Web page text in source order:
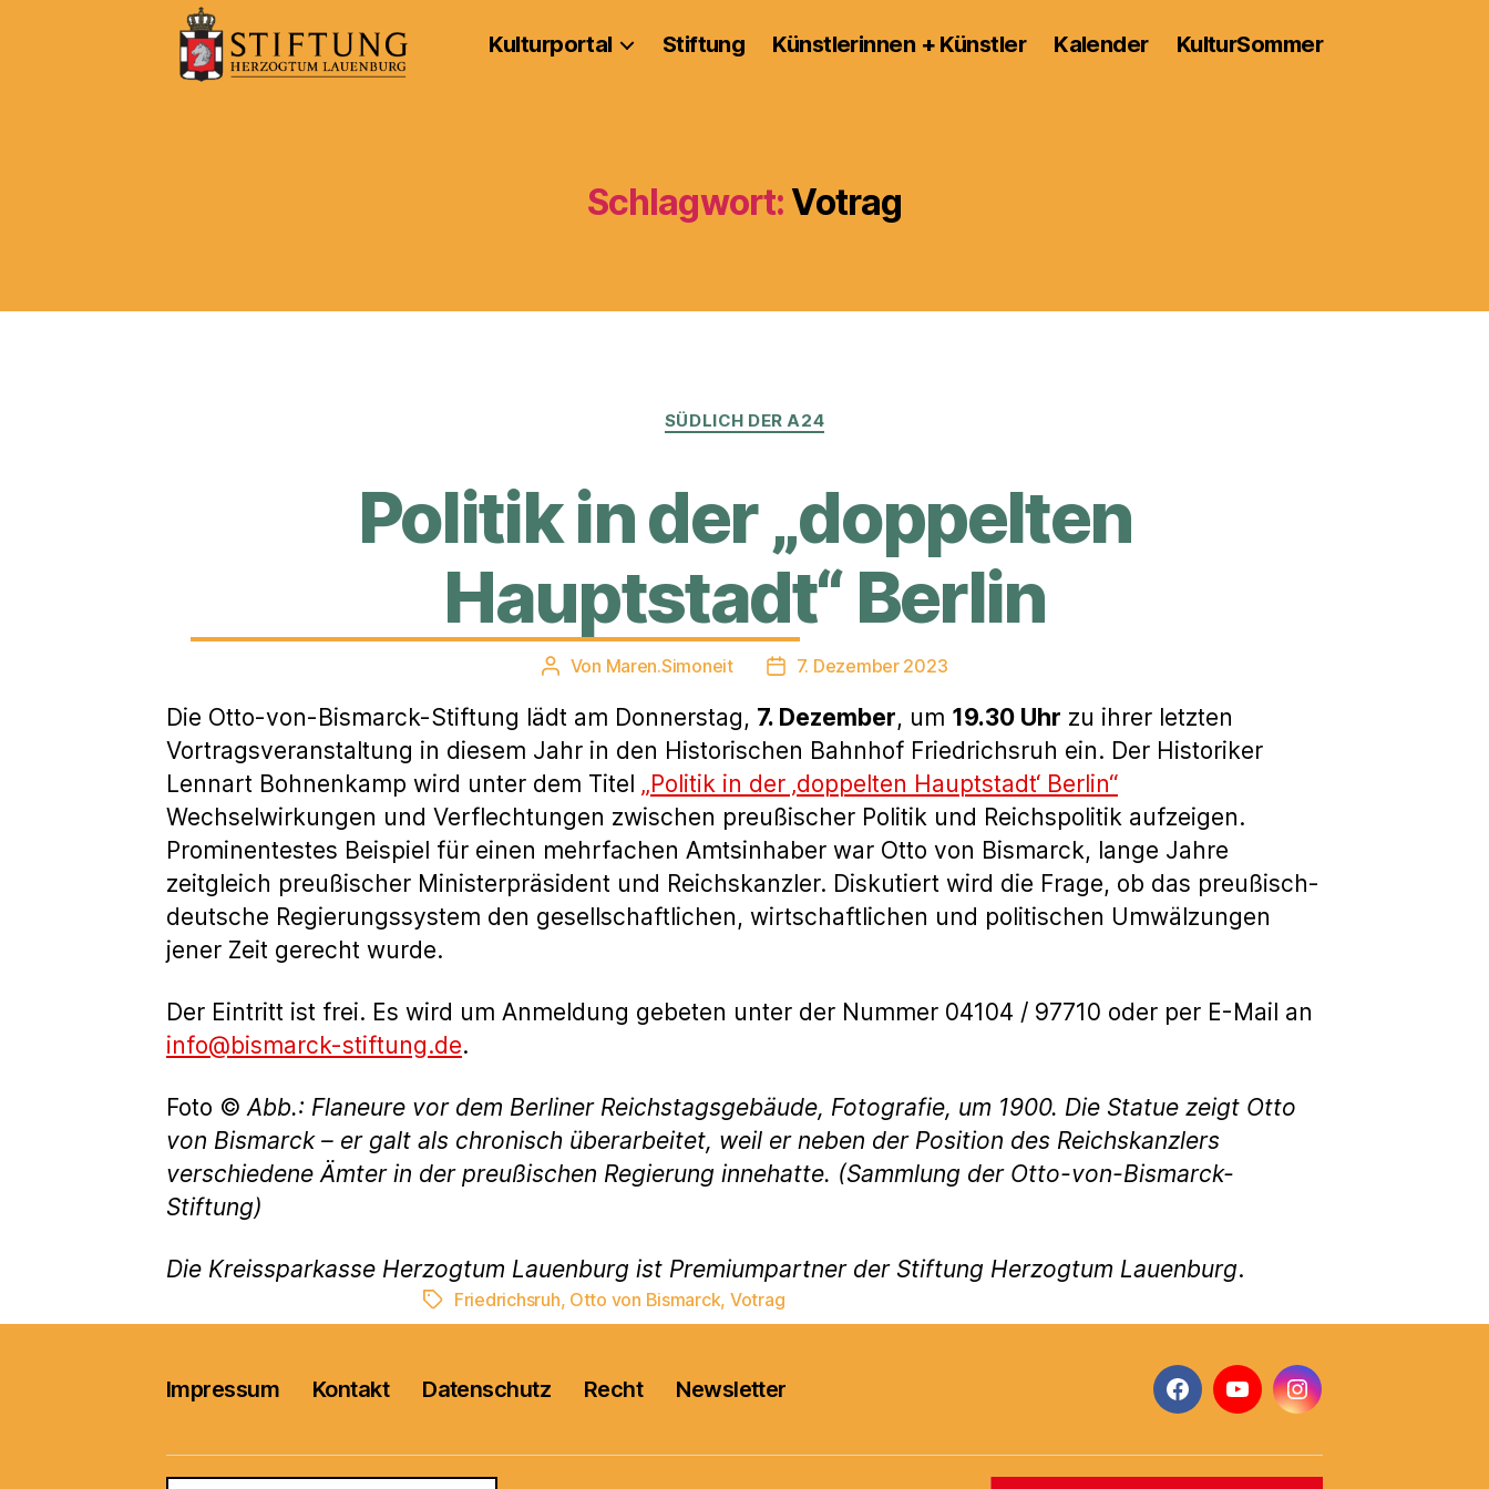
Kulturportal Stiftung Künstlerinnen + Künstler Kalender KulturSommer
Schlagwort: Votrag
Kategorien
SÜDLICH DER A24
Politik in der „doppelten
Hauptstadt“ Berlin
Beitragsautor
Von Maren.Simoneit Veröffentlichungsdatum
7. Dezember 2023
Die Otto-von-Bismarck-Stiftung lädt am Donnerstag, 7. Dezember, um 19.30 Uhr zu ihrer letzten
Vortragsveranstaltung in diesem Jahr in den Historischen Bahnhof Friedrichsruh ein. Der Historiker
Lennart Bohnenkamp wird unter dem Titel „Politik in der ‚doppelten Hauptstadt‘ Berlin“
Wechselwirkungen und Verflechtungen zwischen preußischer Politik und Reichspolitik aufzeigen.
Prominentestes Beispiel für einen mehrfachen Amtsinhaber war Otto von Bismarck, lange Jahre
zeitgleich preußischer Ministerpräsident und Reichskanzler. Diskutiert wird die Frage, ob das preußisch-
deutsche Regierungssystem den gesellschaftlichen, wirtschaftlichen und politischen Umwälzungen
jener Zeit gerecht wurde.
Der Eintritt ist frei. Es wird um Anmeldung gebeten unter der Nummer 04104 / 97710 oder per E-Mail an
info@bismarck-stiftung.de.
Foto ©Abb.: Flaneure vor dem Berliner Reichstagsgebäude, Fotografie, um 1900. Die Statue zeigt Otto
von Bismarck – er galt als chronisch überarbeitet, weil er neben der Position des Reichskanzlers
verschiedene Ämter in der preußischen Regierung innehatte. (Sammlung der Otto-von-Bismarck-
Stiftung)
Die Kreissparkasse Herzogtum Lauenburg ist Premiumpartner der Stiftung Herzogtum Lauenburg.
Schlagwörter
Friedrichsruh, Otto von Bismarck, Votrag
Impressum Kontakt Datenschutz Recht Newsletter
FacebookYouTubeInstagram